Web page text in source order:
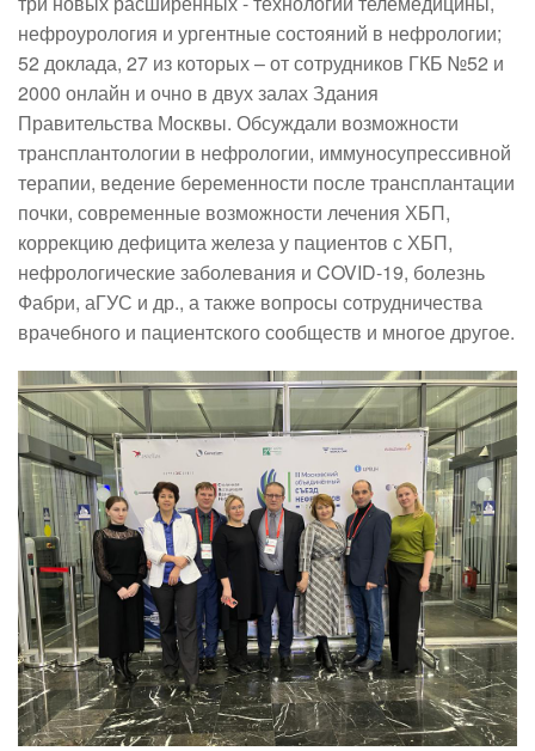
нефроурология и ургентные состояний в нефрологии;
52 доклада, 27 из которых – от сотрудников ГКБ №52 и
2000 онлайн и очно в двух залах Здания
Правительства Москвы. Обсуждали возможности
трансплантологии в нефрологии, иммуносупрессивной
терапии, ведение беременности после трансплантации
почки, современные возможности лечения ХБП,
коррекцию дефицита железа у пациентов с ХБП,
нефрологические заболевания и COVID-19, болезнь
Фабри, аГУС и др., а также вопросы сотрудничества
врачебного и пациентского сообществ и многое другое.